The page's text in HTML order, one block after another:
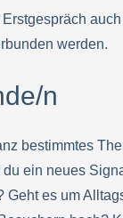
werden.
n
bestimmtes
ein neues
Geht es um